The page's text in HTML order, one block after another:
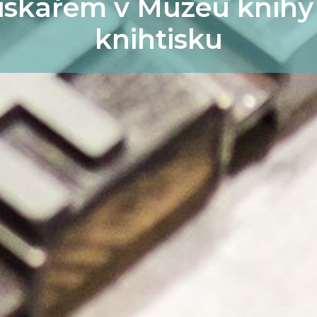
v Muzeu
knihtisku